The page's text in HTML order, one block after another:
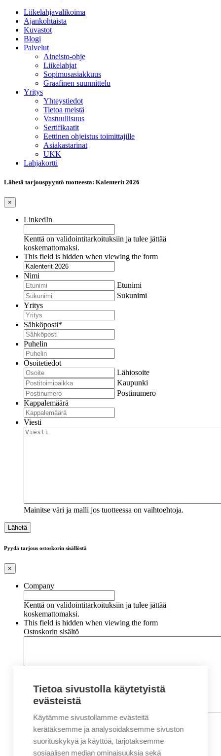
Liikelahjavalikoima
Ajankohtaista
Kuvastot
Blogi
Palvelut
Aineisto-ohje
Liikelahjat
Sopimusasiakkuus
Graafinen suunnittelu
Yritys
Yhteystiedot
Tietoa meistä
Vastuullisuus
Sertifikaatit
Eettinen ohjeistus toimittajille
Asiakastarinat
UKK
Lahjakortti
Lähetä tarjouspyyntö tuotteesta: Kalenterit 2026
×
LinkedIn
Kenttä on validointitarkoituksiin ja tulee jättää
koskemattomaksi.
This field is hidden when viewing the form
Nimi
Etunimi
Sukunimi
Yritys
Sähköposti*
Puhelin
Osoitetiedot
Lähiosoite
Kaupunki
Postinumero
Kappalemäärä
Viesti
Mainitse väri ja malli jos tuotteessa on vaihtoehtoja.
Pyydä tarjous ostoskorin sisällöstä
×
Company
Kenttä on validointitarkoituksiin ja tulee jättää
koskemattomaksi.
This field is hidden when viewing the form
Ostoskorin sisältö
Nimi*
Etunimi
Sukunimi
Tietoa sivustolla käytetyistä
evästeistä
Käytämme sivustollamme evästeitä
kerätäksemme ja analysoidaksemme sivuston
suorituskykyä ja käyttöä, tarjotaksemme
sosiaalisen median ominaisuuksia sekä